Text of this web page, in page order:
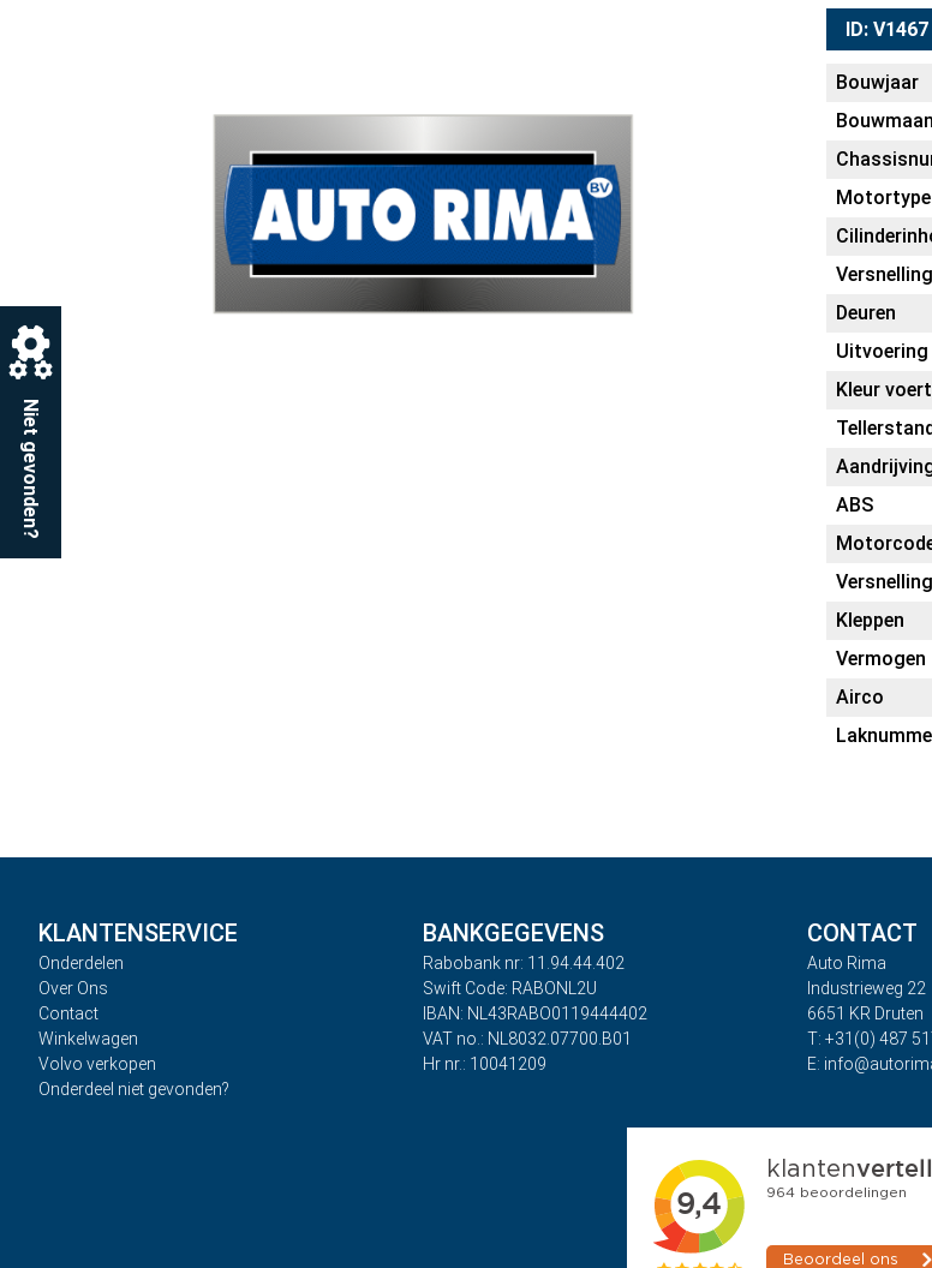
ID: V1467
Bouwjaar
Motortype
Deuren
Uitvoering
Kleur
ABS
Kleppen
Vermogen
Airco
KLANTENSERVICE
Onderdelen
Over Ons
Contact
Winkelwagen
Volvo verkopen
Onderdeel niet gevonden?
BANKGEGEVENS
Rabobank nr: 11.94.44.402
Swift Code: RABONL2U
IBAN: NL43RABO0119444402
VAT no.: NL8032.07700.B01
Hr nr.: 10041209
CONTACT
Auto Rima
Industrieweg 22
6651 KR Druten
T: +31(0) 487
E:
Niet gevonden?